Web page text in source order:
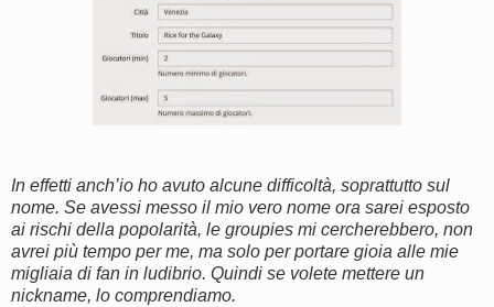
In effetti anch’io ho avuto alcune difficoltà, soprattutto sul
nome. Se avessi messo il mio vero nome ora sarei esposto
ai rischi della popolarità, le groupies mi cercherebbero, non
avrei più tempo per me, ma solo per portare gioia alle mie
migliaia di fan in ludibrio. Quindi se volete mettere un
nickname, lo comprendiamo.